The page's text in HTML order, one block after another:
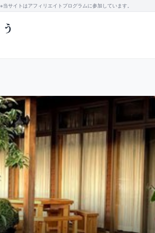
※当サイトはアフィリエイトプログラムに参加しています。